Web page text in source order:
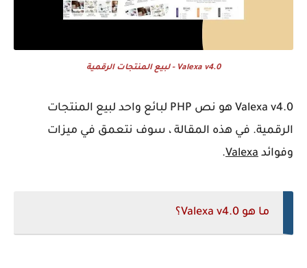
Valexa v4.0 - لبيع المنتجات الرقمية
Valexa v4.0
هو نص PHP لبائع واحد لبيع المنتجات
الرقمية. في هذه المقالة ، سوف نتعمق في ميزات
وفوائد Valexa
.
ما هو Valexa v4.0؟